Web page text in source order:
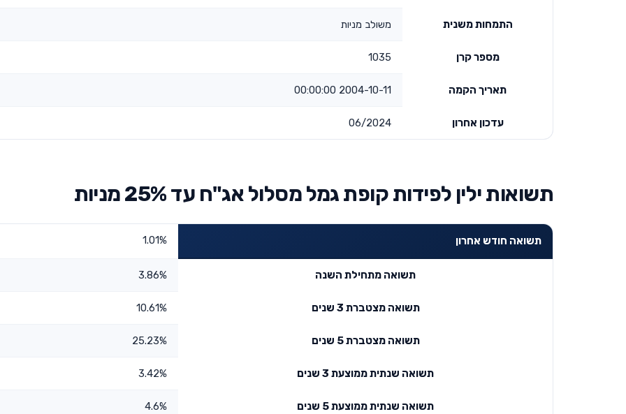
התמחות משנית משולב מניות
מספר קרן 1035
תאריך הקמה 2004-10-11 00:00:00
עדכון אחרון 06/2024
תשואות ילין לפידות קופת גמל מסלול אג"ח עד 25% מניות
תשואה חודש אחרון 1.01%
תשואה מתחילת השנה 3.86%
תשואה מצטברת 3 שנים 10.61%
תשואה מצטברת 5 שנים 25.23%
תשואה שנתית ממוצעת 3 שנים 3.42%
תשואה שנתית ממוצעת 5 שנים 4.6%